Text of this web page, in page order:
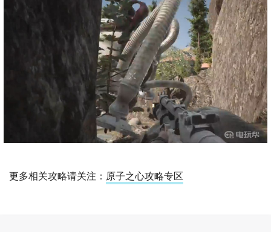
更多相关攻略请关注： 原子之心攻略专区